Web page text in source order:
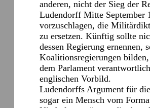
anderen, nicht der Sieg der
Ludendorff Mitte September
vorzuschlagen, die
zu ersetzen. Künftig sollte
dessen Regierung ernennen,
Koalitionsregierungen
dem Parlament
englischen Vorbild.
Ludendorffs Argument für
sogar ein Mensch vom